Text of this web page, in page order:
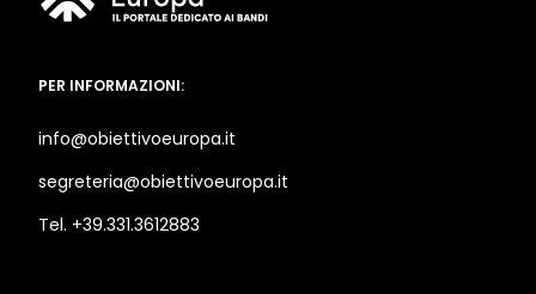
PER INFORMAZIONI:
info@obiettivoeuropa.it
segreteria@obiettivoeuropa.it
Tel. +39.331.3612883